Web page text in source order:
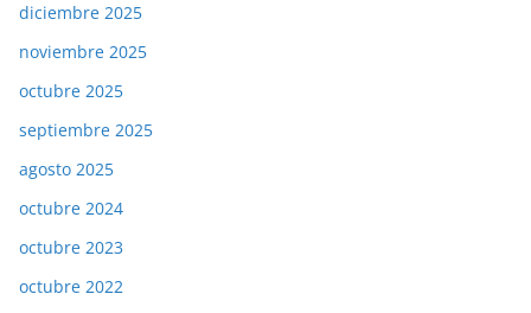
diciembre 2025
noviembre 2025
octubre 2025
septiembre 2025
agosto 2025
octubre 2024
octubre 2023
octubre 2022